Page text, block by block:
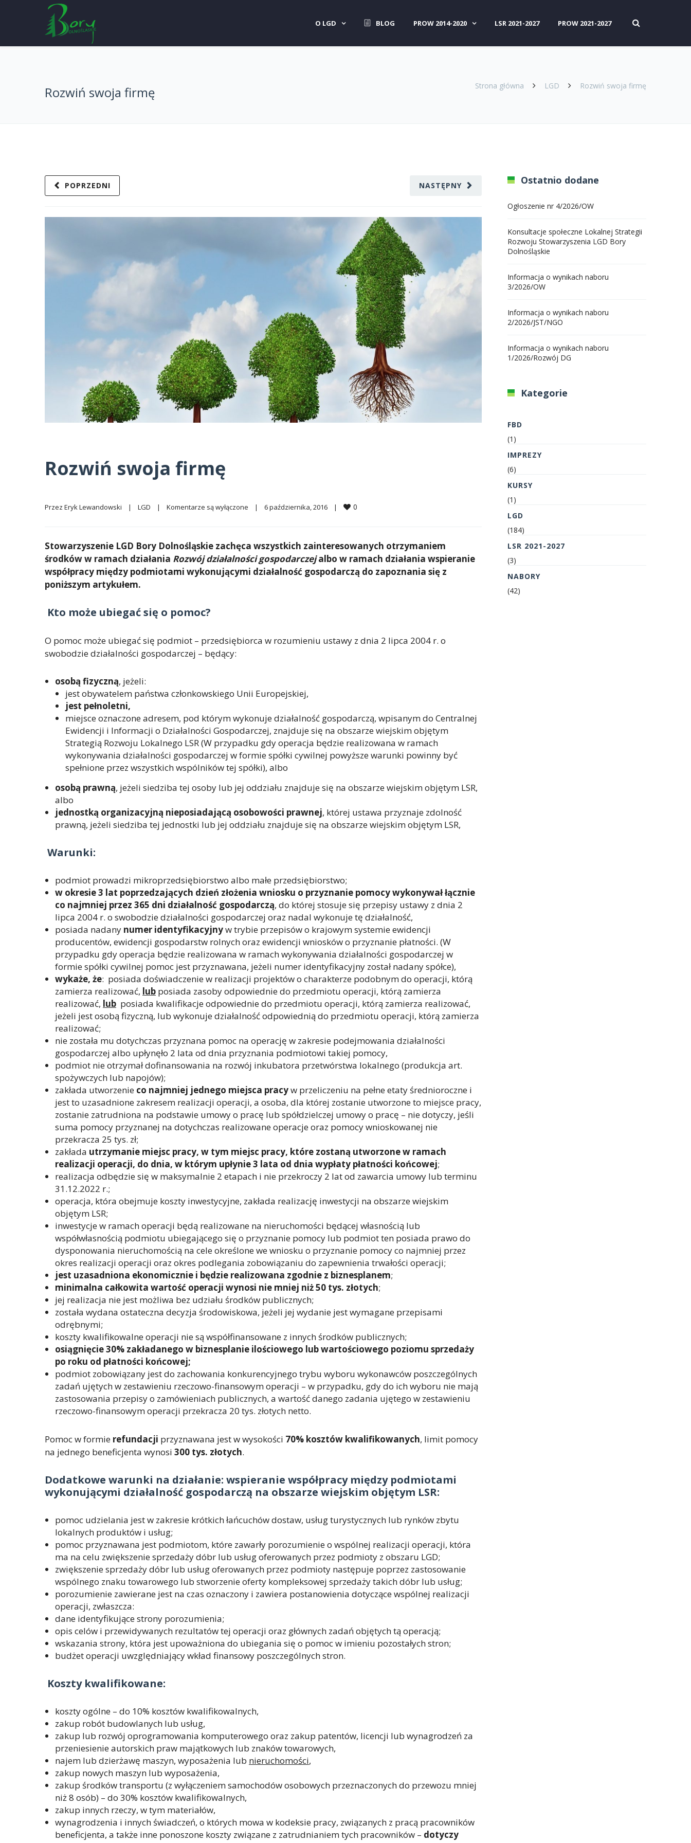
O LGD BLOG PROW 2014-2020 LSR 2021-2027 PROW 2021-2027
Rozwiń swoja firmę Strona główna LGD Rozwiń swoja firmę
NASTĘPNY
POPRZEDNI
Rozwiń swoja firmę
Przez Eryk Lewandowski | LGD | Komentarze są wyłączone | 6 października, 2016 | 0
Stowarzyszenie LGD Bory Dolnośląskie zachęca wszystkich zainteresowanych otrzymaniem
środków w ramach działania Rozwój działalności gospodarczejalbo w ramach działania wspieranie
współpracy między podmiotami wykonującymi działalność gospodarczą do zapoznania się z
poniższym artykułem.
Kto może ubiegać się o pomoc?
O pomoc może ubiegać się podmiot – przedsiębiorca w rozumieniu ustawy z dnia 2 lipca 2004 r. o
swobodzie działalności gospodarczej – będący:
osobą fizyczną, jeżeli:
jest obywatelem państwa członkowskiego Unii Europejskiej,
jest pełnoletni,
miejsce oznaczone adresem, pod którym wykonuje działalność gospodarczą, wpisanym do Centralnej
Ewidencji i Informacji o Działalności Gospodarczej, znajduje się na obszarze wiejskim objętym
Strategią Rozwoju Lokalnego LSR (W przypadku gdy operacja będzie realizowana w ramach
wykonywania działalności gospodarczej w formie spółki cywilnej powyższe warunki powinny być
spełnione przez wszystkich wspólników tej spółki), albo
osobą prawną, jeżeli siedziba tej osoby lub jej oddziału znajduje się na obszarze wiejskim objętym LSR,
albo
jednostką organizacyjną nieposiadającą osobowości prawnej, której ustawa przyznaje zdolność
prawną, jeżeli siedziba tej jednostki lub jej oddziału znajduje się na obszarze wiejskim objętym LSR,
Warunki:
podmiot prowadzi mikroprzedsiębiorstwo albo małe przedsiębiorstwo;
w okresie 3 lat poprzedzających dzień złożenia wniosku o przyznanie pomocy wykonywał łącznie
co najmniej przez 365 dni działalność gospodarczą, do której stosuje się przepisy ustawy z dnia 2
lipca 2004 r. o swobodzie działalności gospodarczej oraz nadal wykonuje tę działalność,
posiada nadany numer identyfikacyjnyw trybie przepisów o krajowym systemie ewidencji
producentów, ewidencji gospodarstw rolnych oraz ewidencji wniosków o przyznanie płatności. (W
przypadku gdy operacja będzie realizowana w ramach wykonywania działalności gospodarczej w
formie spółki cywilnej pomoc jest przyznawana, jeżeli numer identyfikacyjny został nadany spółce),
wykaże, że: posiada doświadczenie w realizacji projektów o charakterze podobnym do operacji, którą
zamierza realizować, lub posiada zasoby odpowiednie do przedmiotu operacji, którą zamierza
realizować, lub posiada kwalifikacje odpowiednie do przedmiotu operacji, którą zamierza realizować,
jeżeli jest osobą fizyczną, lub wykonuje działalność odpowiednią do przedmiotu operacji, którą zamierza
realizować;
nie została mu dotychczas przyznana pomoc na operację w zakresie podejmowania działalności
gospodarczej albo upłynęło 2 lata od dnia przyznania podmiotowi takiej pomocy,
podmiot nie otrzymał dofinansowania na rozwój inkubatora przetwórstwa lokalnego (produkcja art.
spożywczych lub napojów);
zakłada utworzenie co najmniej jednego miejsca pracyw przeliczeniu na pełne etaty średnioroczne i
jest to uzasadnione zakresem realizacji operacji, a osoba, dla której zostanie utworzone to miejsce pracy,
zostanie zatrudniona na podstawie umowy o pracę lub spółdzielczej umowy o pracę – nie dotyczy, jeśli
suma pomocy przyznanej na dotychczas realizowane operacje oraz pomocy wnioskowanej nie
przekracza 25 tys. zł;
zakłada utrzymanie miejsc pracy, w tym miejsc pracy, które zostaną utworzone w ramach
realizacji operacji, do dnia, w którym upłynie 3 lata od dnia wypłaty płatności końcowej;
realizacja odbędzie się w maksymalnie 2 etapach i nie przekroczy 2 lat od zawarcia umowy lub terminu
31.12.2022 r.;
operacja, która obejmuje koszty inwestycyjne, zakłada realizację inwestycji na obszarze wiejskim
objętym LSR;
inwestycje w ramach operacji będą realizowane na nieruchomości będącej własnością lub
współwłasnością podmiotu ubiegającego się o przyznanie pomocy lub podmiot ten posiada prawo do
dysponowania nieruchomością na cele określone we wniosku o przyznanie pomocy co najmniej przez
okres realizacji operacji oraz okres podlegania zobowiązaniu do zapewnienia trwałości operacji;
jest uzasadniona ekonomicznie i będzie realizowana zgodnie z biznesplanem;
minimalna całkowita wartość operacji wynosi nie mniej niż 50 tys. złotych;
jej realizacja nie jest możliwa bez udziału środków publicznych;
została wydana ostateczna decyzja środowiskowa, jeżeli jej wydanie jest wymagane przepisami
odrębnymi;
koszty kwalifikowalne operacji nie są współfinansowane z innych środków publicznych;
osiągnięcie 30% zakładanego w biznesplanie ilościowego lub wartościowego poziomu sprzedaży
po roku od płatności końcowej;
podmiot zobowiązany jest do zachowania konkurencyjnego trybu wyboru wykonawców poszczególnych
zadań ujętych w zestawieniu rzeczowo-finansowym operacji – w przypadku, gdy do ich wyboru nie mają
zastosowania przepisy o zamówieniach publicznych, a wartość danego zadania ujętego w zestawieniu
rzeczowo-finansowym operacji przekracza 20 tys. złotych netto.
Pomoc w formie refundacji przyznawana jest w wysokości 70% kosztów kwalifikowanych, limit pomocy
na jednego beneficjenta wynosi 300 tys. złotych.
Dodatkowe warunki na działanie: wspieranie współpracymiędzy podmiotami
wykonującymi działalność gospodarczą na obszarze wiejskim objętym LSR:
pomoc udzielania jest w zakresie krótkich łańcuchów dostaw, usług turystycznych lub rynków zbytu
lokalnych produktów i usług;
pomoc przyznawana jest podmiotom, które zawarły porozumienie o wspólnej realizacji operacji, która
ma na celu zwiększenie sprzedaży dóbr lub usług oferowanych przez podmioty z obszaru LGD;
zwiększenie sprzedaży dóbr lub usług oferowanych przez podmioty następuje poprzez zastosowanie
wspólnego znaku towarowego lub stworzenie oferty kompleksowej sprzedaży takich dóbr lub usług;
porozumienie zawierane jest na czas oznaczony i zawiera postanowienia dotyczące wspólnej realizacji
operacji, zwłaszcza:
dane identyfikujące strony porozumienia;
opis celów i przewidywanych rezultatów tej operacji oraz głównych zadań objętych tą operacją;
wskazania strony, która jest upoważniona do ubiegania się o pomoc w imieniu pozostałych stron;
budżet operacji uwzględniający wkład finansowy poszczególnych stron.
Koszty kwalifikowane:
koszty ogólne – do 10% kosztów kwalifikowalnych,
zakup robót budowlanych lub usług,
zakup lub rozwój oprogramowania komputerowego oraz zakup patentów, licencji lub wynagrodzeń za
przeniesienie autorskich praw majątkowych lub znaków towarowych,
najem lub dzierżawę maszyn, wyposażenia lub nieruchomości,
zakup nowych maszyn lub wyposażenia,
zakup środków transportu (z wyłączeniem samochodów osobowych przeznaczonych do przewozu mniej
niż 8 osób) – do 30% kosztów kwalifikowalnych,
zakup innych rzeczy, w tym materiałów,
wynagrodzenia i innych świadczeń, o których mowa w kodeksie pracy, związanych z pracą pracowników
beneficjenta, a także inne ponoszone koszty związane z zatrudnianiem tych pracowników – dotyczy
Ostatnio dodane
Ogłoszenie nr 4/2026/OW
Konsultacje społeczne Lokalnej Strategii
Rozwoju Stowarzyszenia LGD Bory
Dolnośląskie
Informacja o wynikach naboru
3/2026/OW
Informacja o wynikach naboru
2/2026/JST/NGO
Informacja o wynikach naboru
1/2026/Rozwój DG
Kategorie
FBD
(1)
IMPREZY
(6)
KURSY
(1)
LGD
(184)
LSR 2021-2027
(3)
NABORY
(42)